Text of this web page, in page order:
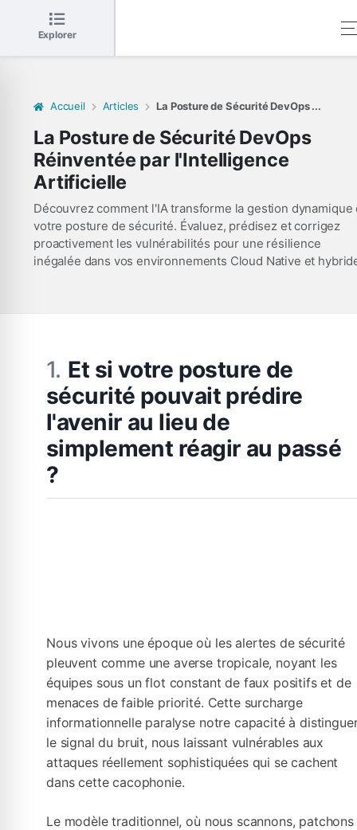
Explorer
Accueil Articles La Posture de Sécurité DevOps ...
La Posture de Sécurité DevOps
Réinventée par l'Intelligence
Artificielle
Découvrez comment l'IA transforme la gestion dynamique
votre posture de sécurité. Évaluez, prédisez et corrigez
proactivement les vulnérabilités pour une résilience
inégalée dans vos environnements Cloud Native et
Et si votre posture de
sécurité pouvait prédire
l'avenir au lieu de
simplement réagir au passé
?
Nous vivons une époque où les alertes de sécurité
pleuvent comme une averse tropicale, noyant les
équipes sous un flot constant de faux positifs et de
menaces de faible priorité. Cette surcharge
informationnelle paralyse notre capacité à
le signal du bruit, nous laissant vulnérables aux
attaques réellement sophistiquées qui se cachent
dans cette cacophonie.
Le modèle traditionnel, où nous scannons, patchons